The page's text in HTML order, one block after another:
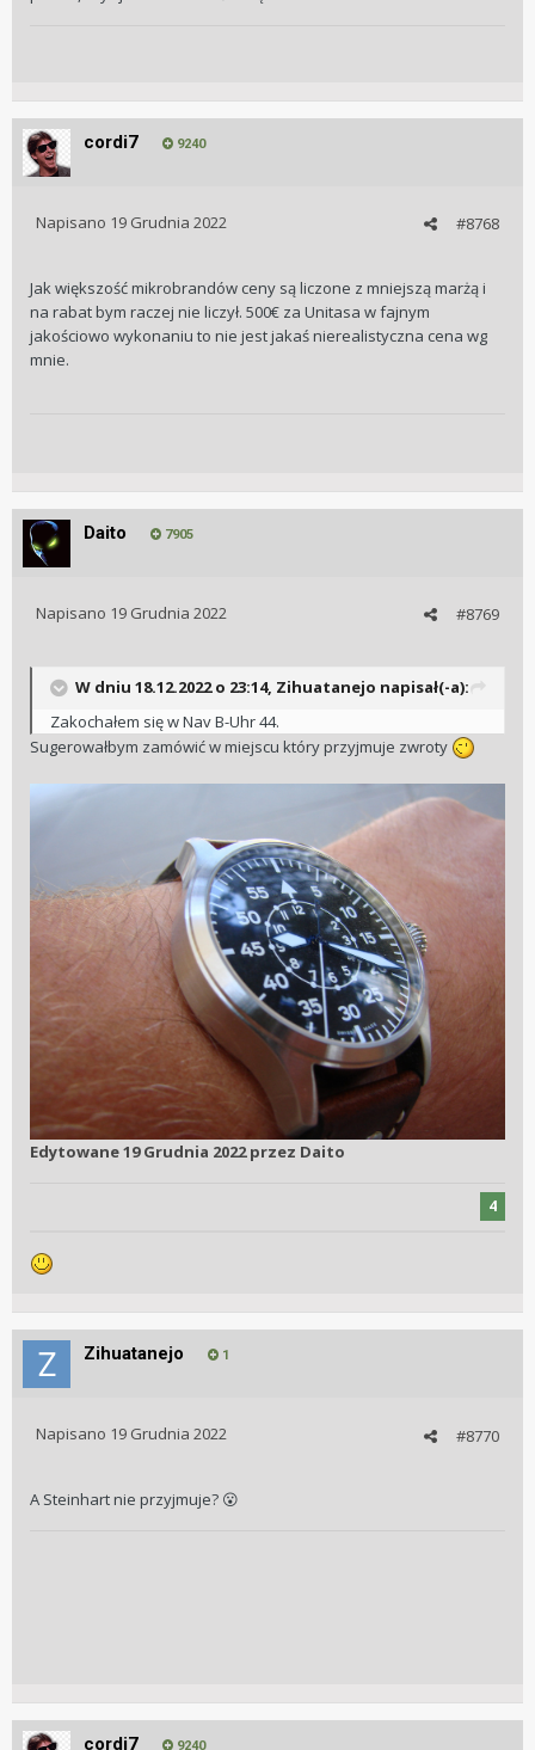
cordi7 9240
#8768
Napisano 19 Grudnia 2022
Jak większość mikrobrandów ceny są liczone z mniejszą marżą i
na rabat bym raczej nie liczył. 500€ za Unitasa w fajnym
jakościowo wykonaniu to nie jest jakaś nierealistyczna cena wg
mnie.
Daito 7905
#8769
Napisano 19 Grudnia 2022
W dniu 18.12.2022 o 23:14, Zihuatanejo napisał(-a):
Zakochałem się w Nav B-Uhr 44.
Sugerowałbym zamówić w miejscu który przyjmuje zwroty
Edytowane19 Grudnia 2022przez Daito
4
Zihuatanejo 1
#8770
Napisano 19 Grudnia 2022
A Steinhart nie przyjmuje? 😮
cordi7 9240